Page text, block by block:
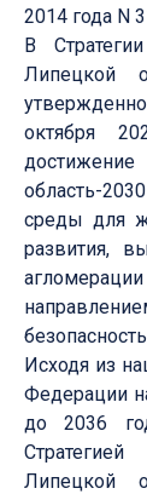
2014 года N
В
Липецкой
октября
область-
среды для
развития,
Исходя из
Федерации
до 2036
Стратегией
Липецкой